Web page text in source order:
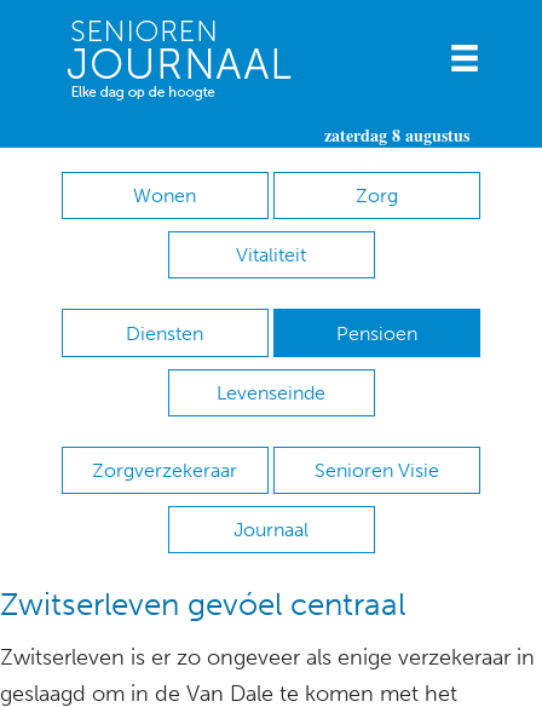
zaterdag 8 augustus
Wonen Zorg
Vitaliteit
Diensten Pensioen
Levenseinde
Zorgverzekeraar Senioren Visie
Journaal
Zwitserleven gevóel centraal
Zwitserleven is er zo ongeveer als enige verzekeraar in
geslaagd om in de Van Dale te komen met het